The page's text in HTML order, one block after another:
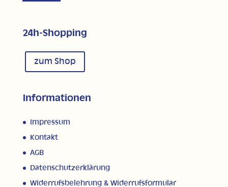
24h-Shopping
zum Shop
Informationen
Impressum
Kontakt
AGB
Datenschutzerklärung
Widerrufsbelehrung & Widerrufsformular